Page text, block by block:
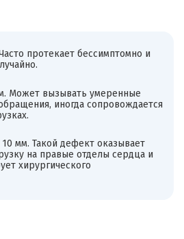
протекает бессимптомно и
Может вызывать умеренные
иногда сопровождается
мм. Такой дефект оказывает
на правые отделы сердца и
хирургического